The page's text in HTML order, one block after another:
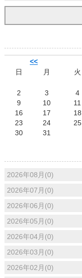
<<
日
月 火
2
3 4
9
10 11
16
17 18
23
24 25
30
31
2026年08月(0)
2026年07月(0)
2026年06月(0)
2026年05月(0)
2026年04月(0)
2026年03月(0)
2026年02月(0)